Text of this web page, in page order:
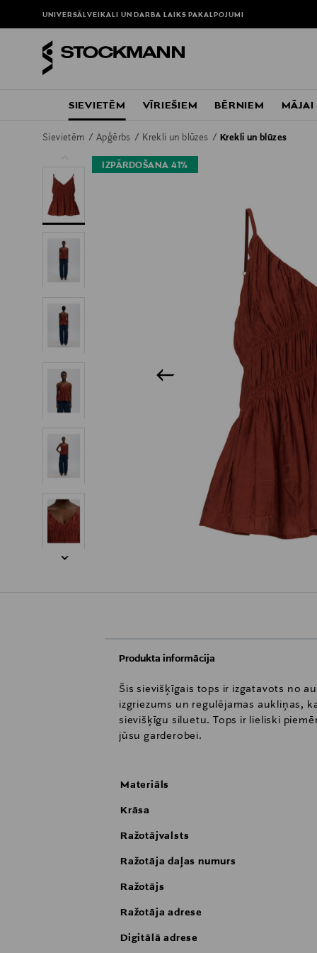
UNIVERSĀLVEIKALI UN DARBA LAIKSPAKALPOJUMI
SIEVIETĒM VĪRIEŠIEM BĒRNIEM MĀJAI
Sievietēm Apģērbs Krekli un blūzes Krekli un blūzes
IZPĀRDOŠANA 41%
Produkta informācija
Šis sievišķīgais tops ir izgatavots no
izgriezums un regulējamas aukliņas,
sievišķīgu siluetu. Tops ir lieliski
jūsu garderobei.
Materiāls
Krāsa
Ražotājvalsts
Ražotāja daļas numurs
Ražotājs
Ražotāja adrese
Digitālā adrese